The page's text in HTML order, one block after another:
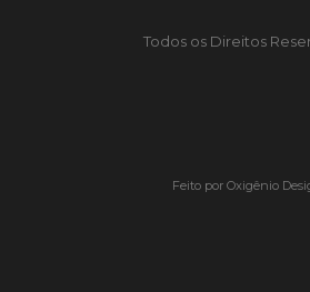
Todos os Direitos
Feito por Oxigênio